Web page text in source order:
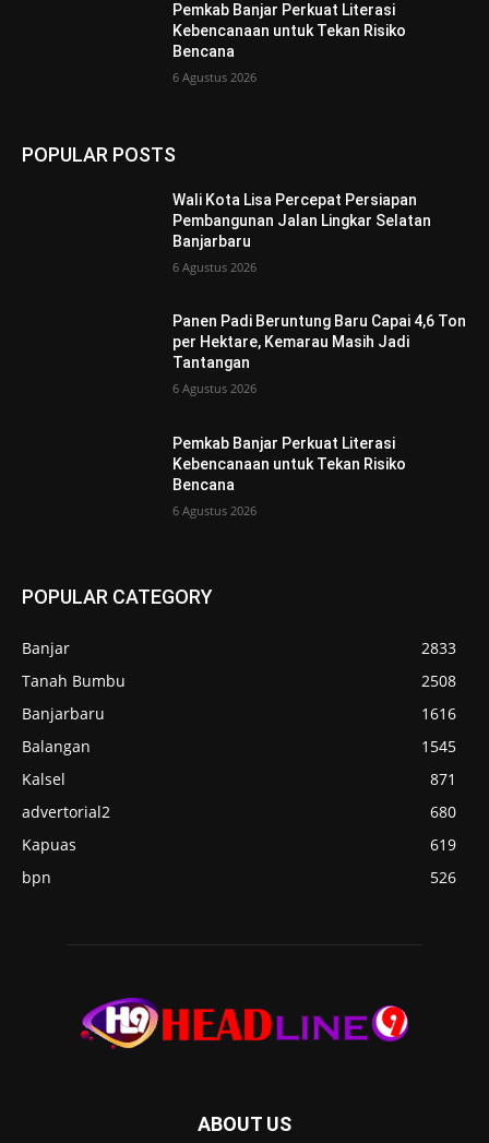
Pemkab Banjar Perkuat Literasi
Kebencanaan untuk Tekan Risiko
Bencana
6 Agustus 2026
POPULAR POSTS
Wali Kota Lisa Percepat Persiapan
Pembangunan Jalan Lingkar Selatan
Banjarbaru
6 Agustus 2026
Panen Padi Beruntung Baru Capai 4,6 Ton
per Hektare, Kemarau Masih Jadi
Tantangan
6 Agustus 2026
Pemkab Banjar Perkuat Literasi
Kebencanaan untuk Tekan Risiko
Bencana
6 Agustus 2026
POPULAR CATEGORY
Banjar
2833
Tanah Bumbu
2508
Banjarbaru
1616
Balangan
1545
Kalsel
871
advertorial2
680
Kapuas
619
bpn
526
ABOUT US